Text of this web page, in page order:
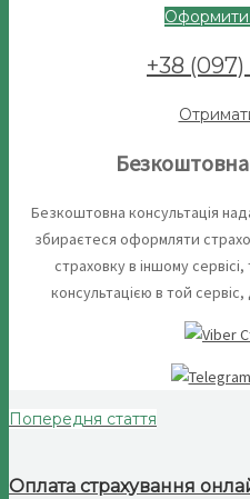
Оформити
+38 (097)
Безкоштовна
Безкоштовна консультація
збираєтеся оформляти
страховку в іншому
консультацією в той
Попередня стаття
Оплата страхування